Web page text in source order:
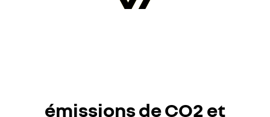
émissions de CO2 et